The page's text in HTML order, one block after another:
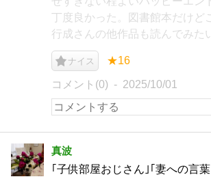
丁度良かった。図書館本だけど
行成さんの他作品も読んでみた
ナイス ★16
コメント(0) 2025/10/01
真波
｢子供部屋おじさん｣｢妻への言